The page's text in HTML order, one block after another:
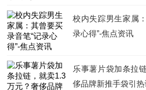
校内失踪男生家属
录心得”-焦点资讯
乐事薯片袋加条拉
侈品牌新推手袋引热